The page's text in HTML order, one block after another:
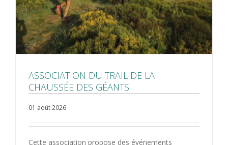
ASSOCIATION DU TRAIL DE LA
CHAUSSÉE DES GÉANTS
01 août 2026
Cette association propose des événements